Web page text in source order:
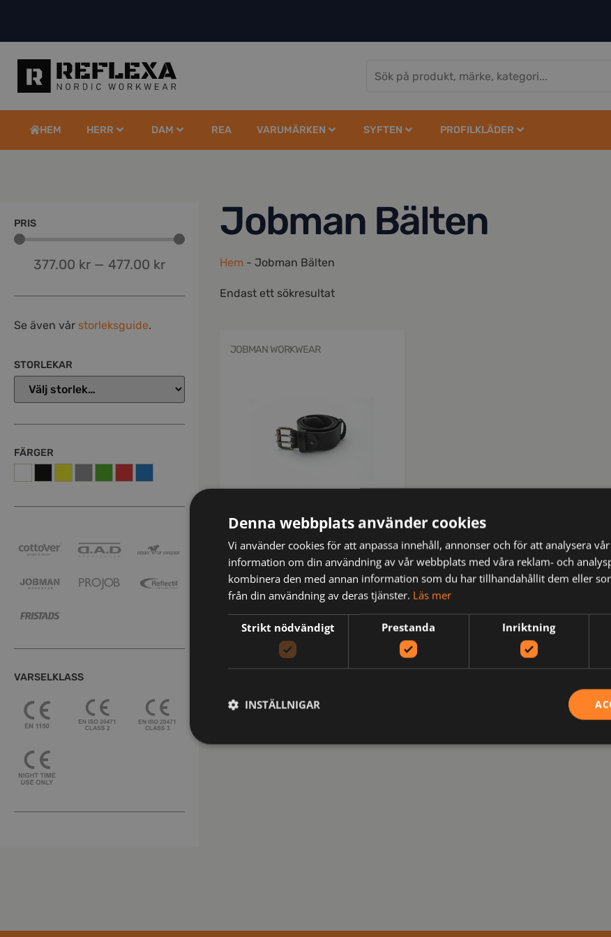
HEM HERR DAM REA VARUMÄRKEN SYFTEN PROFILKLÄDER
PRIS
377.00 kr — 477.00 kr
Se även vår storleksguide.
STORLEKAR
FÄRGER
VARSELKLASS
Jobman Bälten
Hem - Jobman Bälten
Endast ett sökresultat
JOBMAN WORKWEAR
65930784-9900-090
471kr inkl moms
Denna webbplats använder cookies
Vi använder cookies för att anpassa innehåll, annonser och för att analysera
information om din användning av vår webbplats med våra reklam- och
kombinera den med annan information som du har tillhandahållit dem eller
från din användning av deras tjänster. Läs mer
Strikt nödvändigt Prestanda Inriktning
INSTÄLLNIGAR